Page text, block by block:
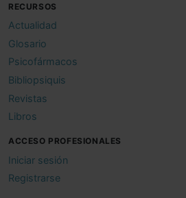
RECURSOS
Actualidad
Glosario
Psicofármacos
Bibliopsiquis
Revistas
Libros
ACCESO PROFESIONALES
Iniciar sesión
Registrarse